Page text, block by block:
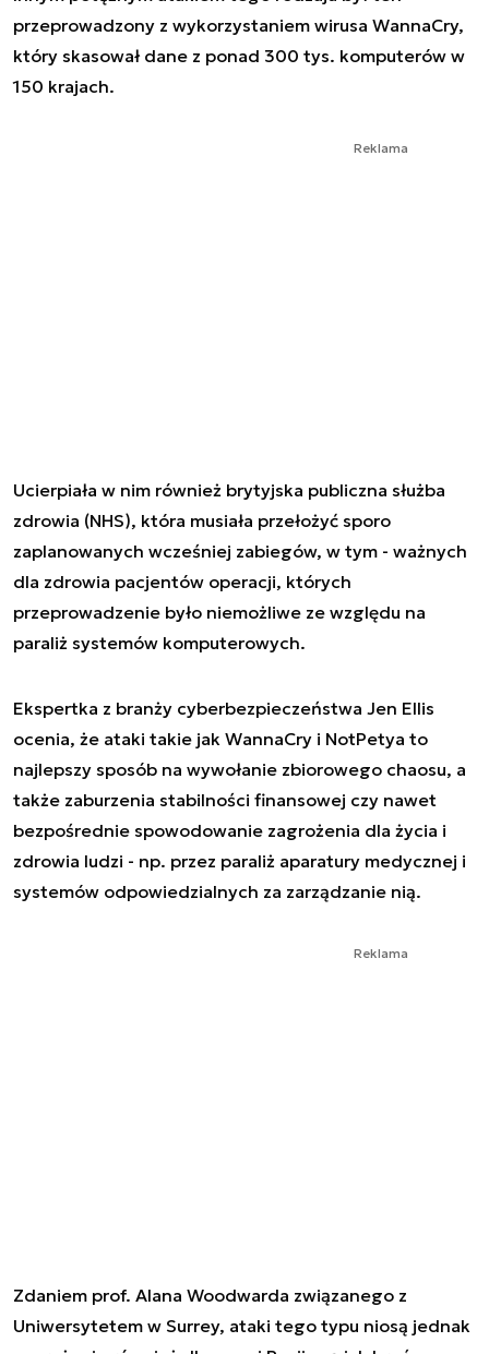
przeprowadzony z wykorzystaniem wirusa WannaCry,
który skasował dane z ponad 300 tys. komputerów w
150 krajach.
Reklama
Ucierpiała w nim również brytyjska publiczna służba
zdrowia (NHS), która musiała przełożyć sporo
zaplanowanych wcześniej zabiegów, w tym - ważnych
dla zdrowia pacjentów operacji, których
przeprowadzenie było niemożliwe ze względu na
paraliż systemów komputerowych.
Ekspertka z branży cyberbezpieczeństwa Jen Ellis
ocenia, że ataki takie jak WannaCry i NotPetya to
najlepszy sposób na wywołanie zbiorowego chaosu, a
także zaburzenia stabilności finansowej czy nawet
bezpośrednie spowodowanie zagrożenia dla życia i
zdrowia ludzi - np. przez paraliż aparatury medycznej i
systemów odpowiedzialnych za zarządzanie nią.
Reklama
Zdaniem prof. Alana Woodwarda związanego z
Uniwersytetem w Surrey, ataki tego typu niosą jednak